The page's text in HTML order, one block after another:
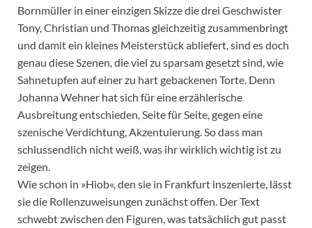
Bornmüller in einer einzigen Skizze die drei Geschwister
Tony, Christian und Thomas gleichzeitig zusammenbringt
und damit ein kleines Meisterstück abliefert, sind es doch
genau diese Szenen, die viel zu sparsam gesetzt sind, wie
Sahnetupfen auf einer zu hart gebackenen Torte. Denn
Johanna Wehner hat sich für eine erzählerische
Ausbreitung entschieden, Seite für Seite, gegen eine
szenische Verdichtung, Akzentuierung. So dass man
schlussendlich nicht weiß, was ihr wirklich wichtig ist zu
zeigen.
Wie schon in »Hiob«, den sie in Frankfurt inszenierte, lässt
sie die Rollenzuweisungen zunächst offen. Der Text
schwebt zwischen den Figuren, was tatsächlich gut passt